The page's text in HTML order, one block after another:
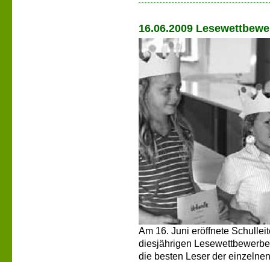
16.06.2009
Am 16. Juni eröffnete
diesjährigen
die besten Leser der